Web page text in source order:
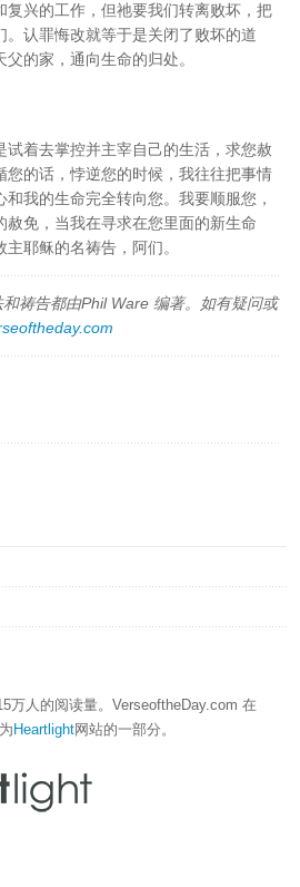
复兴的工作，但祂要我们转离败坏，把
。认罪悔改就等于是关闭了败坏的道
的家，通向生命的归处。
试着去掌控并主宰自己的生活，求您赦
您的话，悖逆您的时候，我往往把事情
我的生命完全转向您。我要顺服您，
赦免，当我在寻求在您里面的新生命
耶稣的名祷告，阿们。
祷告都由Phil Ware 编著。如有疑问或
万人的阅读量。VerseoftheDay.com 在
Heartlight网站的一部分。